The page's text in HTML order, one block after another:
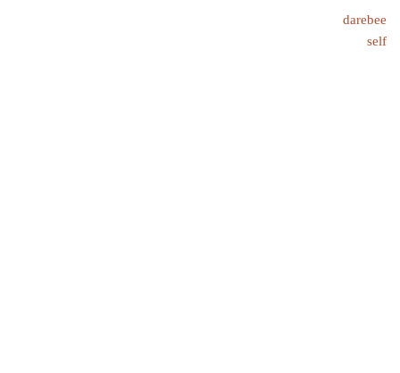
darebee
self